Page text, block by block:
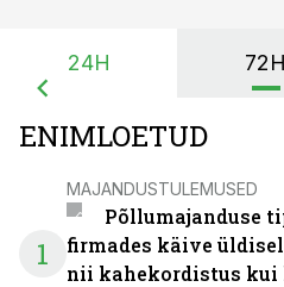
24H 72H
ENIMLOETUD
1
MAJANDUSTULEMUSED
Põllumajanduse
firmades käive
nii kahekordistus kui